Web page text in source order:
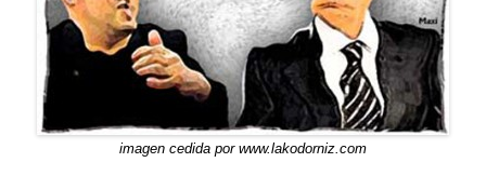
imagen cedida por www.lakodorniz.com